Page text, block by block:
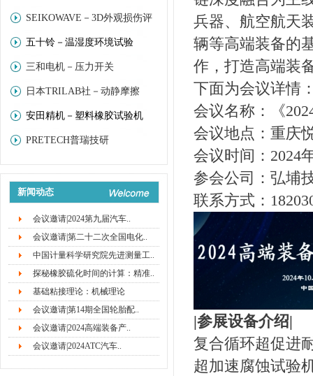
SEIKOWAVE－3D外观损伤评
价
五十铃－温湿度环境试验
三和电机－压力开关
日本TRILAB社－动静摩擦
(Trinity－Lab)
安田精机－塑料橡胶试验机
PRETECH普瑞技研
新闻动态
会议邀请|2024第九届汽车..
会议邀请|第二十二次全国电化..
中国计量科学研究院先进测量工..
探秘橡胶硫化时间的计算：精准..
基础粘接理论：机械理论
会议邀请|第14期全国轮胎配..
会议邀请|2024高端装备产..
会议邀请|2024ATC汽车..
兵器、航空航天
辆等高端装备的
作，打造高端装
下面为会议详情
会议名称：《
会议地点：重庆
会议时间：2024
参会公司：弘埔
联系方式：
|参展设备介绍|
复合循环超促进
超加速腐蚀试验